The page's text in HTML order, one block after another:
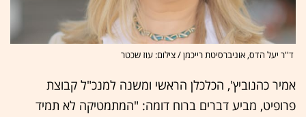
ד''ר יעל הדס, אוניברסיטת רייכמן / צילום: עוז שכטר
אמיר כהנוביץ', הכלכלן הראשי ומשנה למנכ"ל קבוצת
פרופיט, מביע דברים ברוח דומה: "המתמטיקה לא תמיד